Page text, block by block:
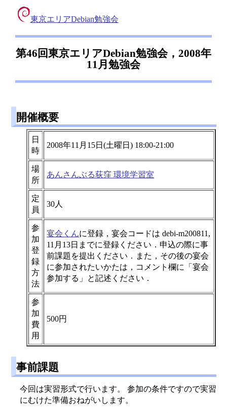
東京エリアDebian勉強会
第46回東京エリアDebian勉強会，2008年
11月勉強会
開催概要
日
時
2008年11月15日(土曜日) 18:00-21:00
場
所
あんさんぶる荻窪 環境学習室
定
員
30人
参
加
登
録
方
法
宴会くんに登録，宴会コードは debi-m200811,
11月13日までに登録ください．申込の際に事
前課題を提出ください．また，その後の宴会
に参加されたいかたは，コメント欄に「宴会
参加する」と記述ください．
参
加
費
用
500円
事前課題
今回は実習形式で行います。 参加の条件ですので実習
にむけた準備おねがいします。